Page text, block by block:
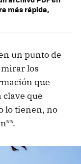
más rápida,
un punto de
los
que
que
lo tienen, no